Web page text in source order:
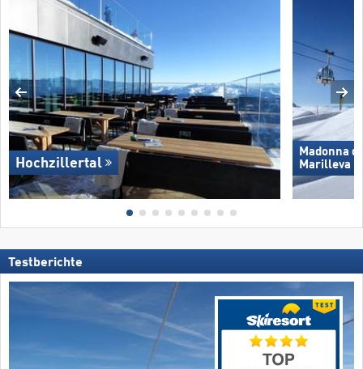
Hochzillertal
Madonna
Marilleva
Testberichte